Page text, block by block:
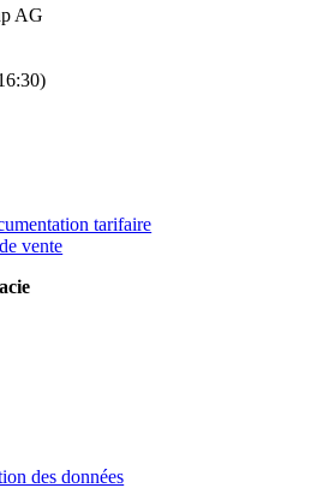
AG
tarifaire
vente
des données